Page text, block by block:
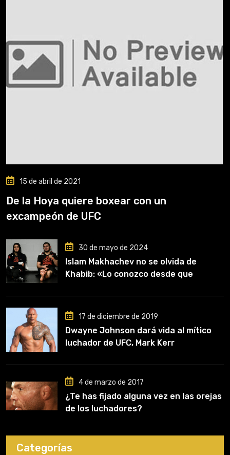
15 de abril de 2021
De la Hoya quiere boxear con un
excampeón de UFC
30 de mayo de 2024
Islam Makhachev no se olvida de
Khabib: «Lo conozco desde que
clave en mi carrera»
17 de diciembre de 2019
Dwayne Johnson dará vida al mítico
luchador de UFC, Mark Kerr
4 de marzo de 2017
¿Te has fijado alguna vez en las orejas
de los luchadores?
Categorías